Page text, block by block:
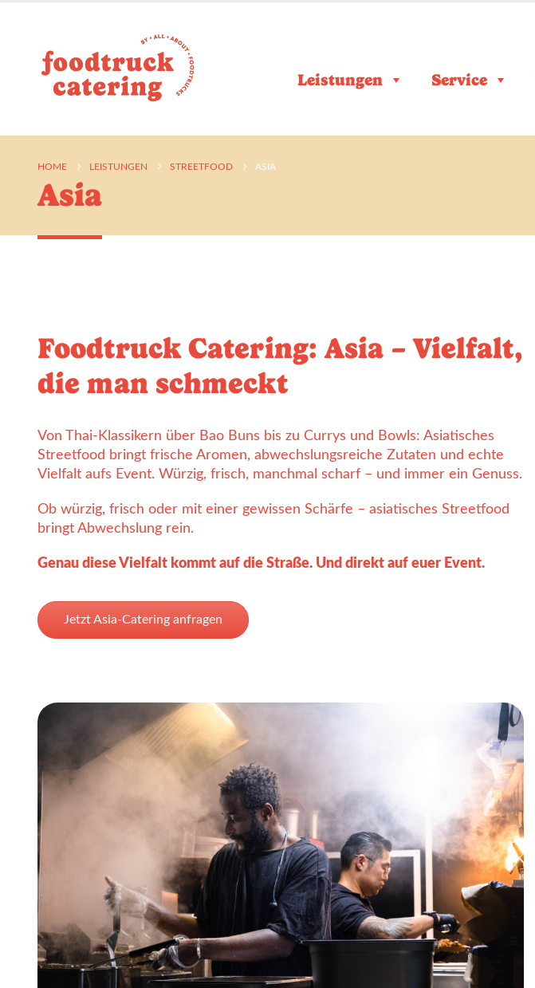
Leistungen Service
HOME LEISTUNGEN STREETFOOD ASIA
Asia
Foodtruck Catering: Asia – Vielfalt,
die man schmeckt
Von Thai-Klassikern über Bao Buns bis zu Currys und Bowls: Asiatisches
Streetfood bringt frische Aromen, abwechslungsreiche Zutaten und echte
Vielfalt aufs Event. Würzig, frisch, manchmal scharf – und immer ein Genuss.
Ob würzig, frisch oder mit einer gewissen Schärfe – asiatisches Streetfood
bringt Abwechslung rein.
Genau diese Vielfalt kommt auf die Straße. Und direkt auf euer Event.
Jetzt Asia-Catering anfragen